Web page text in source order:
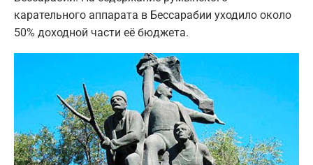
карательного аппарата в Бессарабии уходило около
50% доходной части её бюджета.